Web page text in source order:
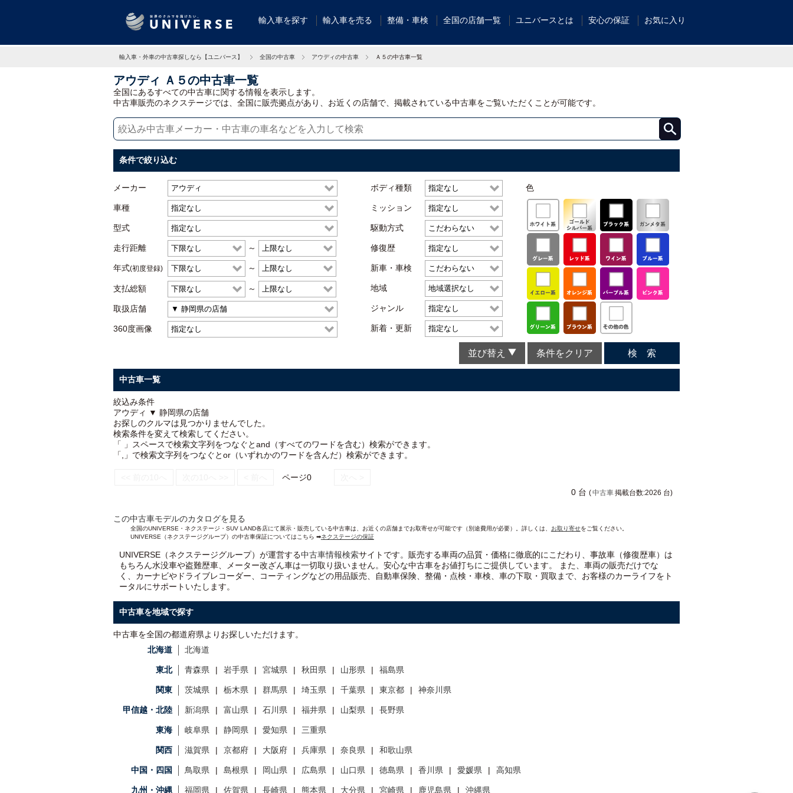
輸入車を探す 輸入車を売る 整備・車検 全国の店舗一覧 ユニバースとは 安心の保証 お気に入り
輸入車・外車の中古車探しなら【ユニバース】 全国の中古車 アウディの中古車 Ａ５の中古車一覧
アウディ Ａ５の中古車一覧
全国にあるすべての中古車に関する情報を表示します。
中古車販売のネクステージでは、全国に販売拠点があり、お近くの店舗で、掲載されている中古車をご覧いただくことが可能です。
条件で絞り込む
メーカー
車種
型式
走行距離 ～
年式(初度登録) ～
支払総額 ～
取扱店舗
360度画像
ボディ種類
ミッション
駆動方式
修復歴
新車・車検
地域
ジャンル
新着・更新
色
並び替え 条件をクリア 検 索
中古車一覧
絞込み条件
アウディ ▼ 静岡県の店舗
お探しのクルマは見つかりませんでした。
検索条件を変えて検索してください。
「 」スペースで検索文字列をつなぐとand（すべてのワードを含む）検索ができます。
「,」で検索文字列をつなぐとor（いずれかのワードを含んだ）検索ができます。
ページ0
0 台 (中古車掲載台数:2026 台)
この中古車モデルのカタログを見る
全国のUNIVERSE・ネクステージ・SUV LAND各店にて展示・販売している中古車は、お近くの店舗までお取寄せが可能です（別途費用が必要）。詳しくは、 お取り寄せをご覧ください。
UNIVERSE（ネクステージグループ）の中古車保証についてはこちら ➡ネクステージの保証
UNIVERSE（ネクステージグループ）が運営する中古車情報検索サイトです。販売する車両の品質・価格に徹底的にこだわり、事故車（修復歴車）は
もちろん水没車や盗難歴車、メーター改ざん車は一切取り扱いません。安心な中古車をお値打ちに ご提供しています。 また、車両の販売だけでな
く、カーナビやドライブレコーダー、コーティングなどの用品販売、自動車保険、整備・点検・車検、車の下取・買取まで、お客様のカーライフをト
ータルにサポートいたします。
中古車を地域で探す
中古車を全国の都道府県よりお探しいただけます。
北海道
北海道
東北 青森県 岩手県 宮城県 秋田県 山形県 福島県
関東 茨城県 栃木県 群馬県 埼玉県 千葉県 東京都 神奈川県
甲信越・北陸 新潟県 富山県 石川県 福井県 山梨県 長野県
東海 岐阜県 静岡県 愛知県 三重県
関西 滋賀県 京都府 大阪府 兵庫県 奈良県 和歌山県
中国・四国 鳥取県 島根県 岡山県 広島県 山口県 徳島県 香川県 愛媛県 高知県
九州・沖縄 福岡県 佐賀県 長崎県 熊本県 大分県 宮崎県 鹿児島県 沖縄県